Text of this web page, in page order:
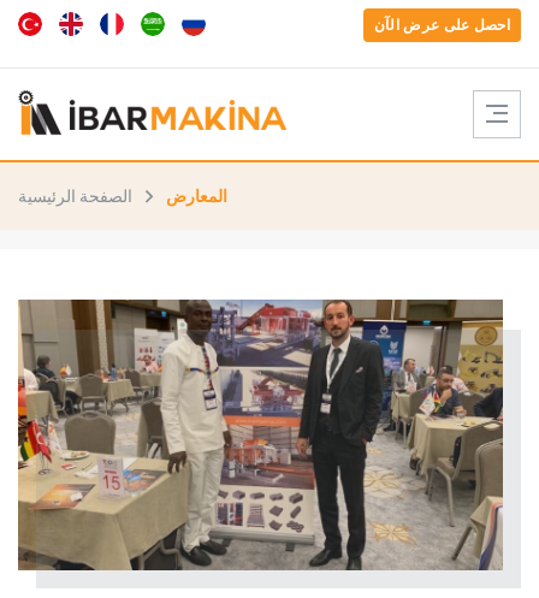
احصل على عرض الآن
الصفحة الرئيسية المعارض